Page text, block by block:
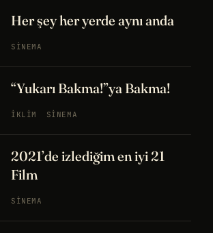
Her şey her yerde aynı anda
SINEMA
“Yukarı Bakma!”ya Bakma!
İKLIM SINEMA
2021’de izlediğim en iyi 21
Film
SINEMA